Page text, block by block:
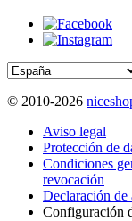
© 2010-2026
Aviso legal
Protección de
Condiciones
revocación
Declaración de
Configuración